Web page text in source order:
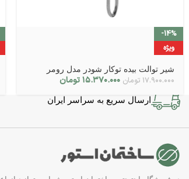
-14%
ویژه
شیر توالت بیده توکار شودر مدل رومر
۱۷.۹۰۰.۰۰۰ تومان ۱۵.۳۷۰.۰۰۰تومان
ارسال سریع به سراسر ایران